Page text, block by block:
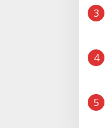
3
4
5